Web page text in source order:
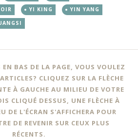
YI KING
YIN YANG
BAS DE LA PAGE, VOUS VOULEZ
CLIQUEZ SUR LA FLÈCHE
À GAUCHE AU MILIEU DE VOTRE
CLIQUÉ DESSUS, UNE FLÈCHE À
DE L'ÉCRAN S'AFFICHERA POUR
DE REVENIR SUR CEUX PLUS
RÉCENTS.